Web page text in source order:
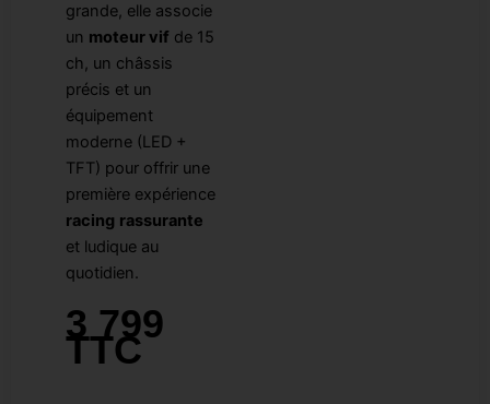
grande, elle associe
un moteur vif de 15
ch, un châssis
précis et un
équipement
moderne (LED +
TFT) pour offrir une
première expérience
racing rassurante
et ludique au
quotidien.
3 799
TTC